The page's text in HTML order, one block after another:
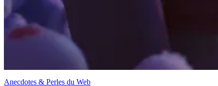
Anecdotes & Perles du Web